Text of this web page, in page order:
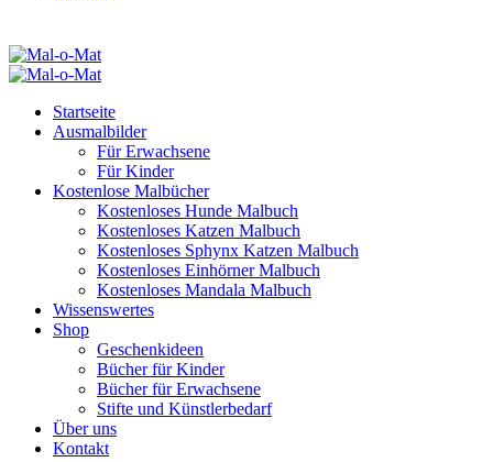
Startseite
Ausmalbilder
Für Erwachsene
Für Kinder
Kostenlose Malbücher
Kostenloses Hunde Malbuch
Kostenloses Katzen Malbuch
Kostenloses Sphynx Katzen Malbuch
Kostenloses Einhörner Malbuch
Kostenloses Mandala Malbuch
Wissenswertes
Shop
Geschenkideen
Bücher für Kinder
Bücher für Erwachsene
Stifte und Künstlerbedarf
Über uns
Kontakt